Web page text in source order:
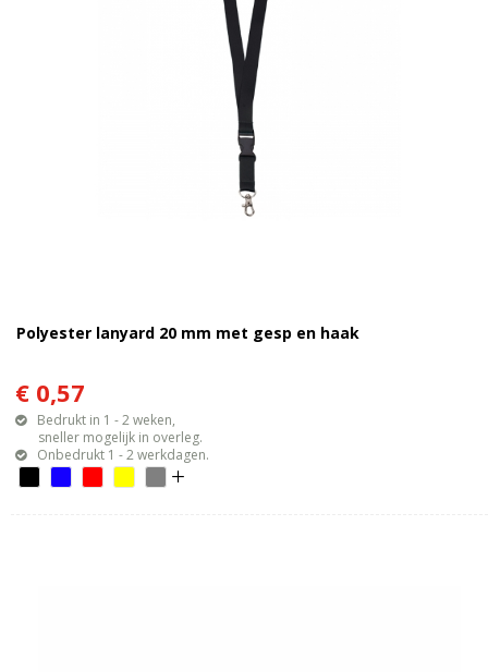
Polyester lanyard 20 mm met gesp en haak
€ 0,57
Bedrukt in 1 - 2 weken,
sneller mogelijk in overleg.
Onbedrukt 1 - 2 werkdagen.